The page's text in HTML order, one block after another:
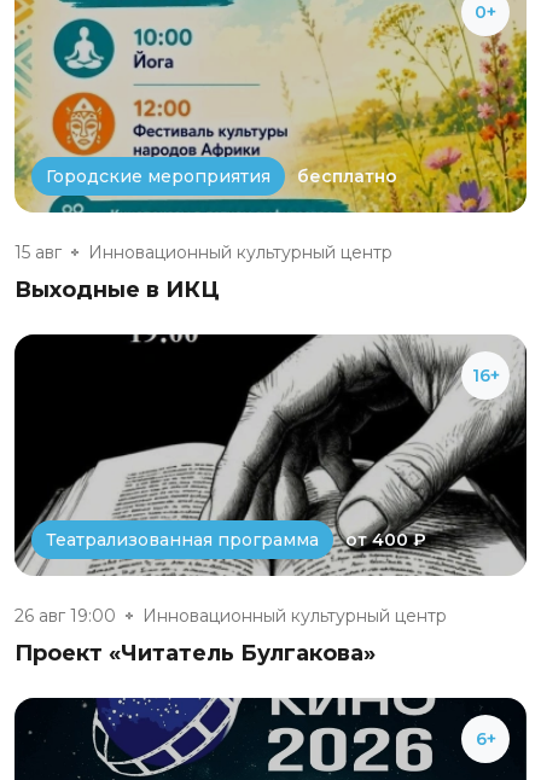
0+
Городские мероприятия бесплатно
15 авг Инновационный культурный центр
Выходные в ИКЦ
16+
Театрализованная программа от 400 ₽
26 авг 19:00 Инновационный культурный центр
Проект «Читатель Булгакова»
6+